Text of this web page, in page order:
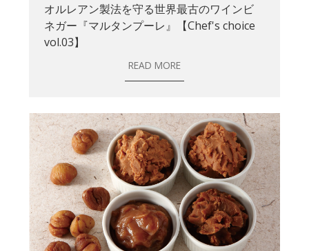
オルレアン製法を守る世界最古のワインビ
ネガー『マルタンプーレ』【Chef's choice
vol.03】
READ MORE